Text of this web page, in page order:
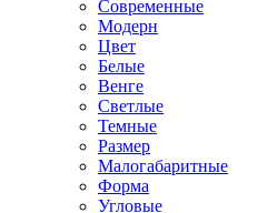
Современные
Модерн
Цвет
Белые
Венге
Светлые
Темные
Размер
Малогабаритные
Форма
Угловые